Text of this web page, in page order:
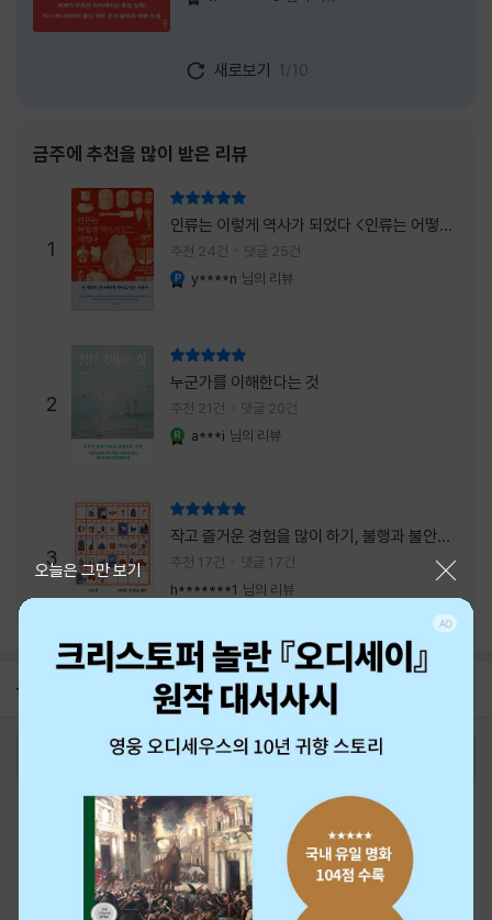
넘어가 있었다. 소설을 읽으면서 잘 만든 단편
애니메이션 여러 편을 차례로 보는 기분이 들었
선명하게 그려졌고, 한 편이 끝날 때마다 질문
이 뒤따라왔다. 감출 수 없는 세계는 더 다정할
까 「등껍질」의 세계에서 사람들은 저마다 다른
등껍질을 달고 살아간다. 몸의 일부이면서 한
사람을 표현하는 수단
새로보기 1/10
금주에 추천을 많이 받은 리뷰
1
인류는 이렇게 역사가 되었다 <인류는 어떻게
역사가 되었나>
추천 24건 댓글 25건
y****n 님의 리뷰
2
누군가를 이해한다는 것
추천 21건 댓글 20건
a***i 님의 리뷰
3
작고 즐거운 경험을 많이 하기, 불행과 불안을
회피하지 말기, 그리고 좋은 사람을 많이 만나
기.
추천 17건
댓글 17건
h*******1 님의 리뷰
공지 8월 신용카드 무이자할부 안내
2026-08-01
오늘은 그만 보기
로그인 최근 본 상품 주문/배송
고객센터 1544-3800 티켓 1544-6399
중고샵 1566-4295
eBook 1:1문의/채팅상담
예스이십사(주) 사업자 정보
이용약관
개인정보처리방침
청소년보호정책
PC버전
회사소개 거래처관계자께